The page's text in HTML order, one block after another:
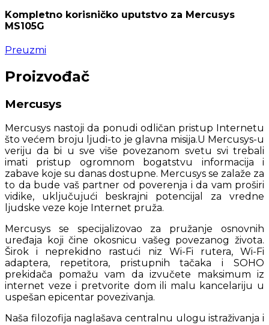
Kompletno korisničko uputstvo za Mercusys
MS105G
Preuzmi
Proizvođač
Mercusys
Mercusys nastoji da ponudi odličan pristup Internetu
što većem broju ljudi-to je glavna misija.U Mercusys-u
veriju da bi u sve više povezanom svetu svi trebali
imati pristup ogromnom bogatstvu informacija i
zabave koje su danas dostupne. Mercusys se zalaže za
to da bude vaš partner od poverenja i da vam proširi
vidike, uključujući beskrajni potencijal za vredne
ljudske veze koje Internet pruža.
Mercusys se specijalizovao za pružanje osnovnih
uređaja koji čine okosnicu vašeg povezanog života.
Širok i neprekidno rastući niz Wi-Fi rutera, Wi-Fi
adaptera, repetitora, pristupnih tačaka i SOHO
prekidača pomažu vam da izvučete maksimum iz
internet veze i pretvorite dom ili malu kancelariju u
uspešan epicentar povezivanja.
Naša filozofija naglašava centralnu ulogu istraživanja i